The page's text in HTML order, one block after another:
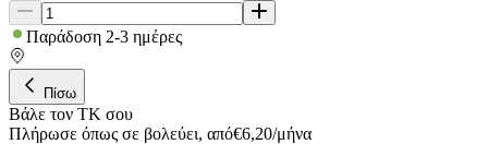
Παράδοση 2-3 ημέρες
Πίσω
Βάλε τον ΤΚ σου
Πλήρωσε όπως σε βολεύει, από€6,20/μήνα